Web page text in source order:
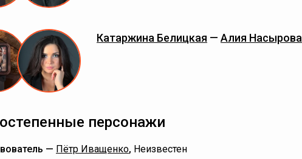
Катаржина Белицкая — Алия Насырова
персонажи
— Пётр Иващенко, Неизвестен